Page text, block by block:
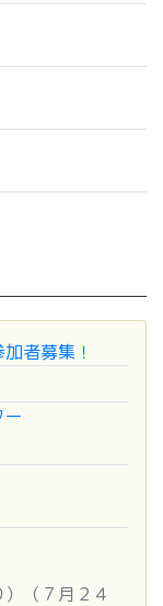
者募集！
（７月２４